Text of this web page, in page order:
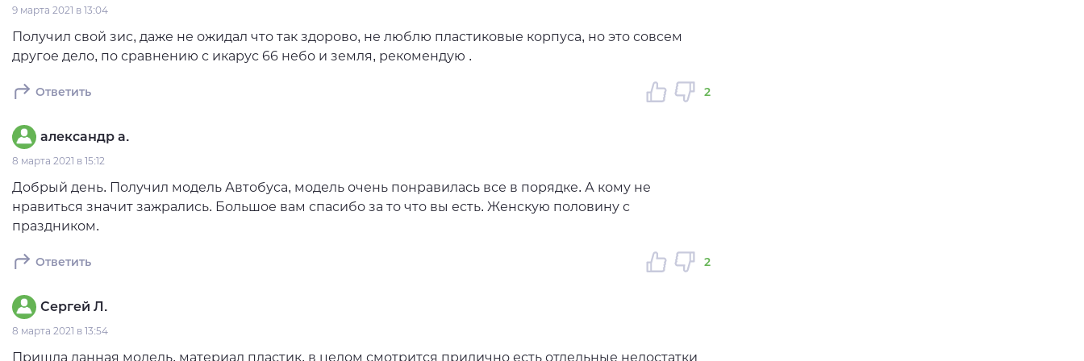
9 марта 2021 в 13:04
Получил свой зис, даже не ожидал что так здорово, не люблю пластиковые корпуса, но это совсем
другое дело, по сравнению с икарус 66 небо и земля, рекомендую .
Ответить 2
александр а.
8 марта 2021 в 15:12
Добрый день. Получил модель Автобуса, модель очень понравилась все в порядке. А кому не
нравиться значит зажрались. Большое вам спасибо за то что вы есть. Женскую половину с
праздником.
Ответить 2
Сергей Л.
8 марта 2021 в 13:54
Пришла данная модель, материал пластик, в целом смотрится прилично есть отдельные недостатки